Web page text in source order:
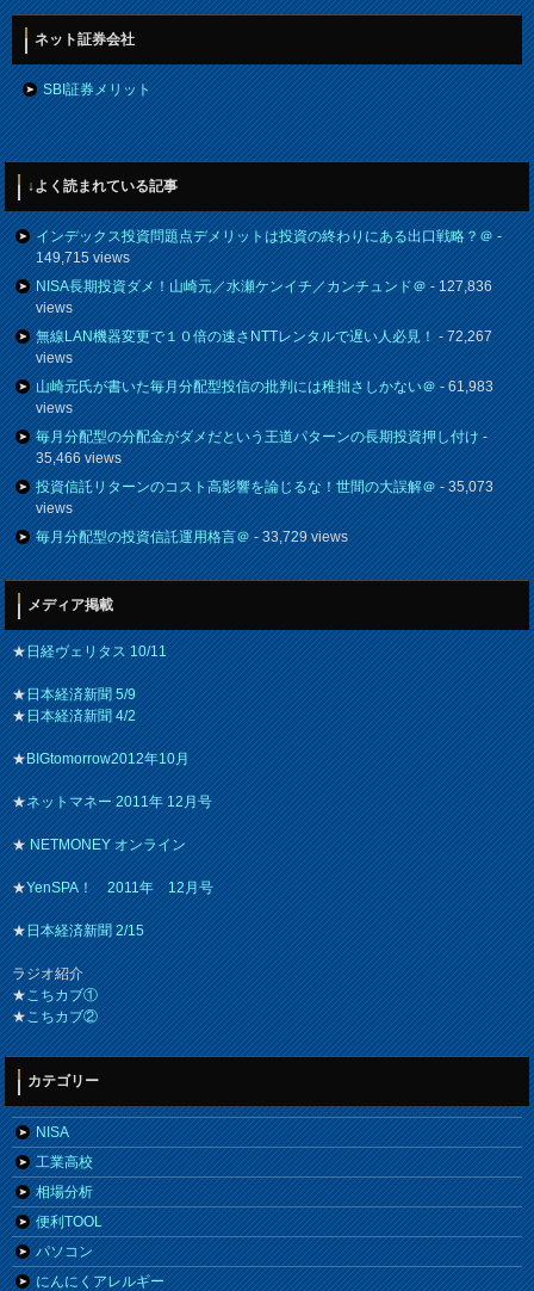
ネット証券会社
SBI証券メリット
↓よく読まれている記事
インデックス投資問題点デメリットは投資の終わりにある出口戦略？＠-
149,715 views
NISA長期投資ダメ！山崎元／水瀬ケンイチ／カンチュンド＠- 127,836
views
無線LAN機器変更で１０倍の速さNTTレンタルで遅い人必見！- 72,267
views
山崎元氏が書いた毎月分配型投信の批判には稚拙さしかない＠- 61,983
views
毎月分配型の分配金がダメだという王道パターンの長期投資押し付け-
35,466 views
投資信託リターンのコスト高影響を論じるな！世間の大誤解＠- 35,073
views
毎月分配型の投資信託運用格言＠- 33,729 views
メディア掲載
★日経ヴェリタス 10/11
★日本経済新聞 5/9
★日本経済新聞 4/2
★BIGtomorrow2012年10月
★ネットマネー 2011年 12月号
★NETMONEY オンライン
★YenSPA！ 2011年 12月号
★日本経済新聞 2/15
ラジオ紹介
★こちカブ①
★こちカブ②
カテゴリー
NISA
工業高校
相場分析
便利TOOL
パソコン
にんにくアレルギー